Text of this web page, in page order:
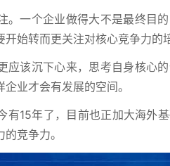
。一个企业做得大不是最终目
始转而更关注对核心竞争力的
应该沉下心来，思考自身核心
业才会有发展的空间。
有15年了，目前也正加大海外
竞争力。